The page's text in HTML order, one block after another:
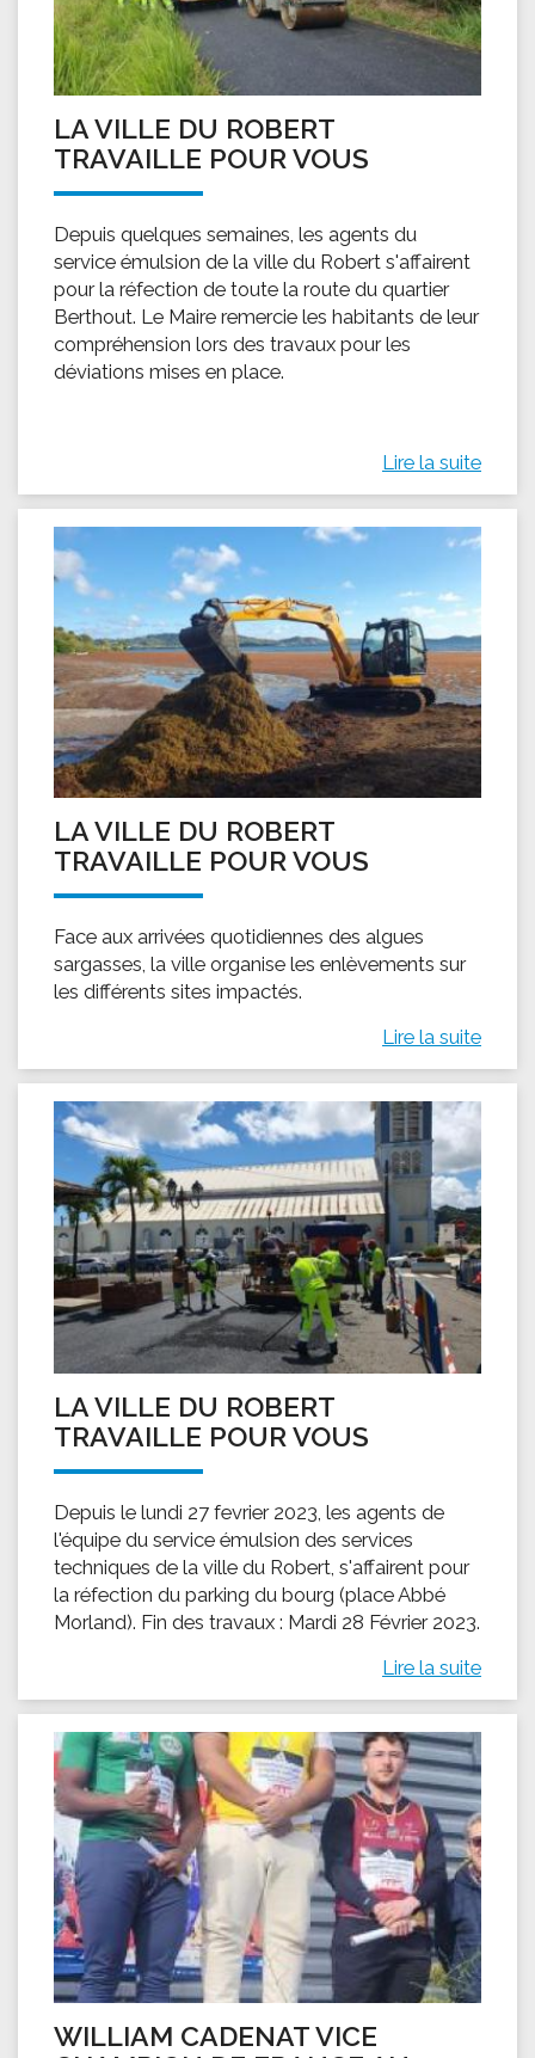
LA VILLE DU ROBERT
TRAVAILLE POUR VOUS
Depuis quelques semaines, les agents du
service émulsion de la ville du Robert s'affairent
pour la réfection de toute la route du quartier
Berthout. Le Maire remercie les habitants de leur
compréhension lors des travaux pour les
déviations mises en place.
Lire la suite
LA VILLE DU ROBERT
TRAVAILLE POUR VOUS
Face aux arrivées quotidiennes des algues
sargasses, la ville organise les enlèvements sur
les différents sites impactés.
Lire la suite
LA VILLE DU ROBERT
TRAVAILLE POUR VOUS
Depuis le lundi 27 fevrier 2023, les agents de
l'équipe du service émulsion des services
techniques de la ville du Robert, s'affairent pour
la réfection du parking du bourg (place Abbé
Morland). Fin des travaux : Mardi 28 Février 2023.
Lire la suite
WILLIAM CADENAT VICE